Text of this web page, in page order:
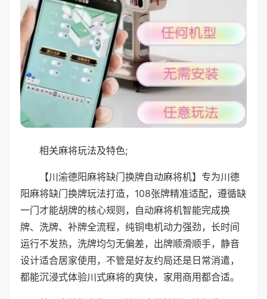
相关麻将玩法及特色;
【川渝德阳麻将缺门换牌自动麻将机】专为川德
阳麻将缺门换牌玩法打造，108张牌精准适配，遵循缺
一门才能胡牌的核心规则，自动麻将机智能完成换
牌、洗牌、补牌全流程，纯铜电机动力强劲，长时间
运行不发热，洗牌均匀无偏差，出牌顺滑顺手，静音
设计适合居家使用，不管是好友约局还是日常消遣，
都能沉浸式体验川式麻将的爽快，家用商用都合适。